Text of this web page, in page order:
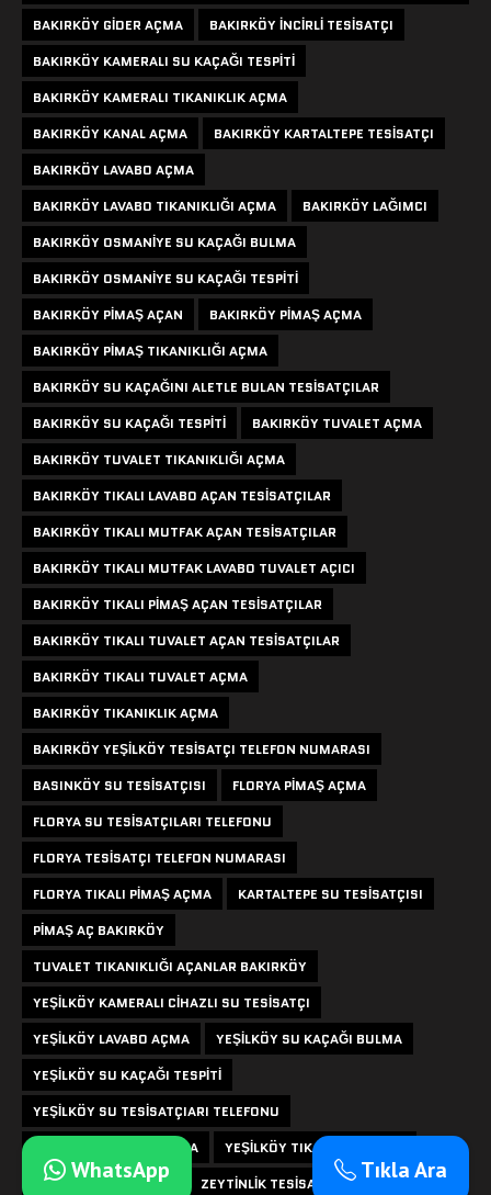
Tıkla Ara
WhatsApp
BAKIRKÖY GIDER AÇMA
BAKIRKÖY INCIRLI TESISATÇI
BAKIRKÖY KAMERALI SU KAÇAĞI TESPITI
BAKIRKÖY KAMERALI TIKANIKLIK AÇMA
BAKIRKÖY KANAL AÇMA
BAKIRKÖY KARTALTEPE TESISATÇI
BAKIRKÖY LAVABO AÇMA
BAKIRKÖY LAVABO TIKANIKLIĞI AÇMA
BAKIRKÖY LAĞIMCI
BAKIRKÖY OSMANIYE SU KAÇAĞI BULMA
BAKIRKÖY OSMANIYE SU KAÇAĞI TESPITI
BAKIRKÖY PIMAŞ AÇAN
BAKIRKÖY PIMAŞ AÇMA
BAKIRKÖY PIMAŞ TIKANIKLIĞI AÇMA
BAKIRKÖY SU KAÇAĞINI ALETLE BULAN TESISATÇILAR
BAKIRKÖY SU KAÇAĞI TESPITI
BAKIRKÖY TUVALET AÇMA
BAKIRKÖY TUVALET TIKANIKLIĞI AÇMA
BAKIRKÖY TIKALI LAVABO AÇAN TESISATÇILAR
BAKIRKÖY TIKALI MUTFAK AÇAN TESISATÇILAR
BAKIRKÖY TIKALI MUTFAK LAVABO TUVALET AÇICI
BAKIRKÖY TIKALI PIMAŞ AÇAN TESISATÇILAR
BAKIRKÖY TIKALI TUVALET AÇAN TESISATÇILAR
BAKIRKÖY TIKALI TUVALET AÇMA
BAKIRKÖY TIKANIKLIK AÇMA
BAKIRKÖY YEŞILKÖY TESISATÇI TELEFON NUMARASI
BASINKÖY SU TESISATÇISI
FLORYA PIMAŞ AÇMA
FLORYA SU TESISATÇILARI TELEFONU
FLORYA TESISATÇI TELEFON NUMARASI
FLORYA TIKALI PIMAŞ AÇMA
KARTALTEPE SU TESISATÇISI
PIMAŞ AÇ BAKIRKÖY
TUVALET TIKANIKLIĞI AÇANLAR BAKIRKÖY
YEŞILKÖY KAMERALI CIHAZLI SU TESISATÇI
YEŞILKÖY LAVABO AÇMA
YEŞILKÖY SU KAÇAĞI BULMA
YEŞILKÖY SU KAÇAĞI TESPITI
YEŞILKÖY SU TESISATÇIARI TELEFONU
YEŞILKÖY TUVALET AÇMA
YEŞILKÖY TIKANIKLIK AÇMA
YEŞILYURT TESISATÇI
ZEYTINLIK TESISATÇI